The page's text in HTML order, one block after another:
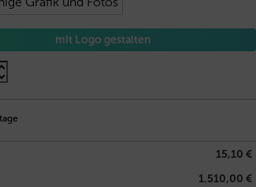
mit Logo gestalten
15,10 €
1.510,00 €